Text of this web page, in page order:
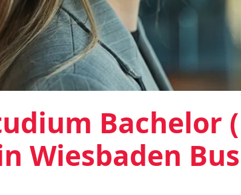
Bachelor
Wiesbaden